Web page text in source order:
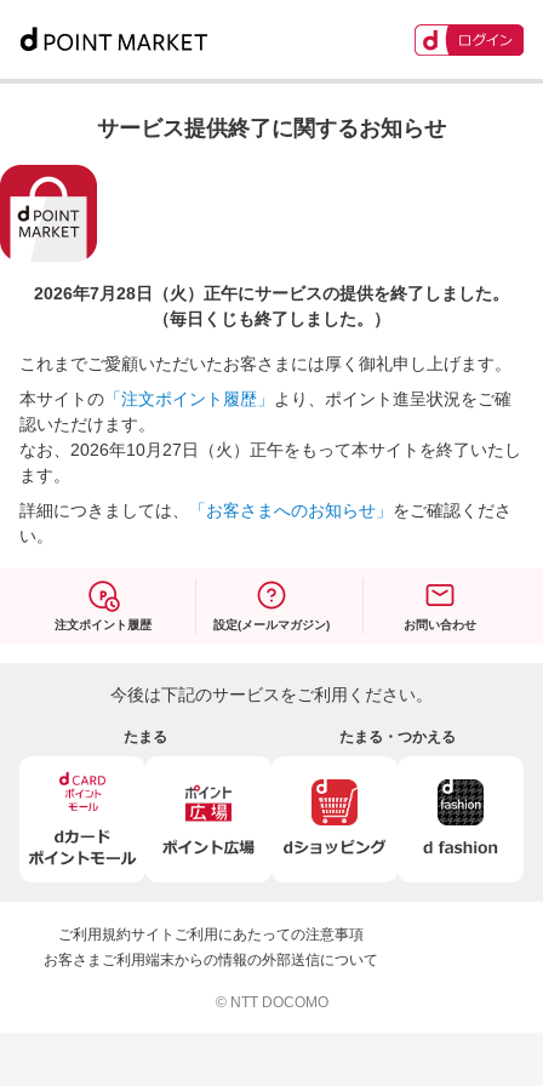
サービス提供終了に関するお知らせ
2026年7月28日（火）正午にサービスの提供を終了しました。
（毎日くじも終了しました。）
これまでご愛顧いただいたお客さまには厚く御礼申し上げます。
本サイトの 「注文ポイント履歴」
より、ポイント進呈状況をご確
認いただけます。
なお、2026年10月27日（火）正午をもって本サイトを終了いたし
ます。
詳細につきましては、
「お客さまへのお知らせ」 をご確認くださ
い。
注文ポイント履歴 設定(メールマガジン) お問い合わせ
今後は下記のサービスをご利用ください。
たまる たまる・つかえる
ご利用規約サイトご利用にあたっての注意事項
お客さまご利用端末からの情報の外部送信について
© NTT DOCOMO